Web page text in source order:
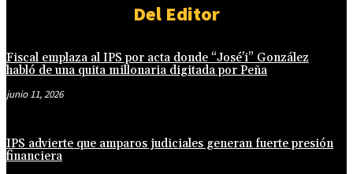
Del Editor
Fiscal emplaza al IPS por acta donde “José’i” González
habló de una quita millonaria digitada por Peña
junio 11, 2026
IPS advierte que amparos judiciales generan fuerte presión
financiera